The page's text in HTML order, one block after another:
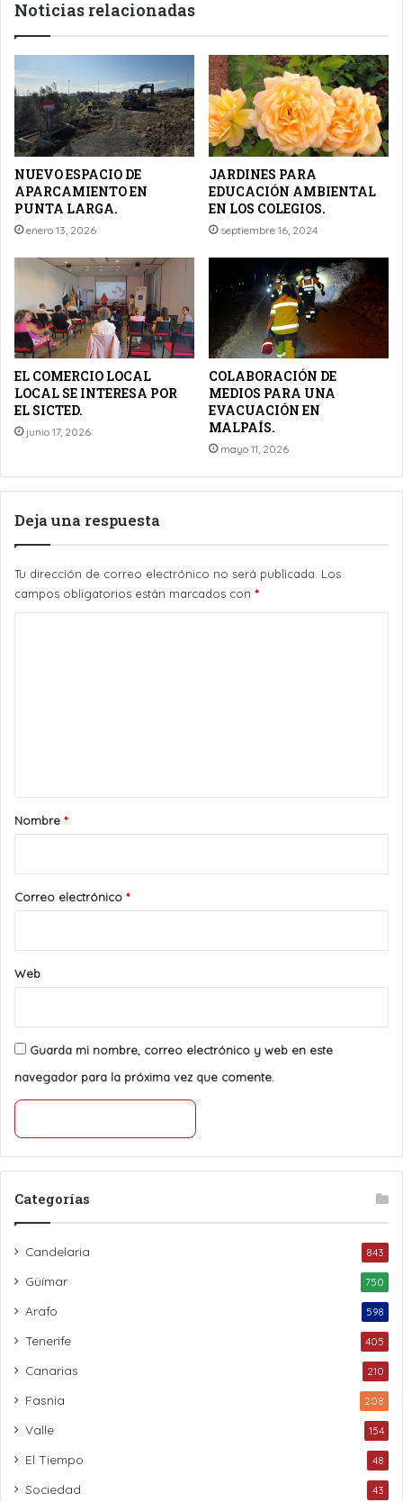
Noticias relacionadas
NUEVO ESPACIO DE
APARCAMIENTO EN
PUNTA LARGA.
enero 13, 2026
JARDINES PARA
EDUCACIÓN AMBIENTAL
EN LOS COLEGIOS.
septiembre 16, 2024
EL COMERCIO LOCAL
LOCAL SE INTERESA POR
EL SICTED.
junio 17, 2026
COLABORACIÓN DE
MEDIOS PARA UNA
EVACUACIÓN EN
MALPAÍS.
mayo 11, 2026
Deja una respuesta
Tu dirección de correo electrónico no será publicada. Los
campos obligatorios están marcados con *
r
*
Nombre *
Correo electrónico *
Web
Guarda mi nombre, correo electrónico y web en este
navegador para la próxima vez que comente.
Categorías
Candelaria 843
Güímar 750
Arafo 598
Tenerife 405
Canarias 210
Fasnia 208
Valle 154
El Tiempo 48
Sociedad 43